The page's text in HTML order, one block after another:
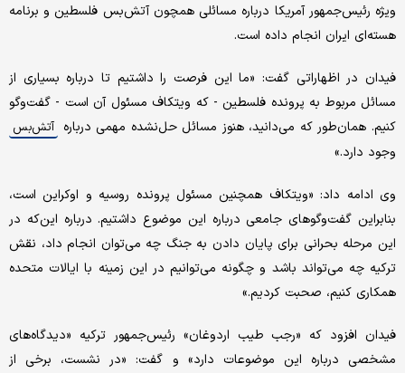
ویژه رئیس‌جمهور آمریکا درباره مسائلی همچون آتش‌بس فلسطین و برنامه
هسته‌ای ایران انجام داده است.
فیدان در اظهاراتی گفت: «ما این فرصت را داشتیم تا درباره بسیاری از
مسائل مربوط به پرونده فلسطین - که ویتکاف مسئول آن است - گفت‌وگو
کنیم. همان‌طور که می‌دانید، هنوز مسائل حل‌نشده مهمی درباره آتش‌بس
وجود دارد.»
وی ادامه داد: «ویتکاف همچنین مسئول پرونده روسیه و اوکراین است،
بنابراین گفت‌وگوهای جامعی درباره این موضوع داشتیم. درباره این‌که در
این مرحله بحرانی برای پایان دادن به جنگ چه می‌توان انجام داد، نقش
ترکیه چه می‌تواند باشد و چگونه می‌توانیم در این زمینه با ایالات متحده
همکاری کنیم، صحبت کردیم.»
فیدان افزود که «رجب طیب اردوغان» رئیس‌جمهور ترکیه «دیدگاه‌های
مشخصی درباره این موضوعات دارد» و گفت: «در نشست، برخی از